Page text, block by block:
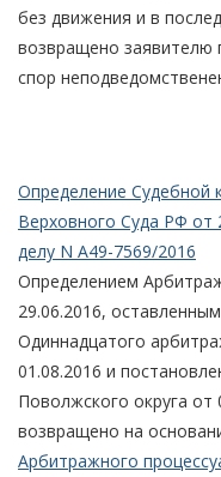
без движения и в
возвращено заявителю
спор
Определение Судебной
Верховного Суда РФ от
делу N А49-7569/2016
Определением
29.06.2016,
Одиннадцатого
01.08.2016 и
Поволжского округа от
возвращено на
Арбитражного